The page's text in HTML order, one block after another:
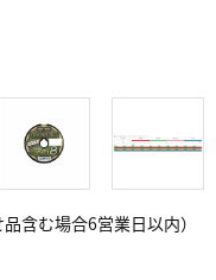
含む場合6営業日以内）